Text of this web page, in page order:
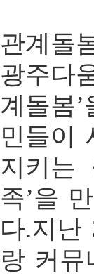
관계돌
광주다
계돌봄
민들이
지키는
족’을
다.지난
랑 커뮤